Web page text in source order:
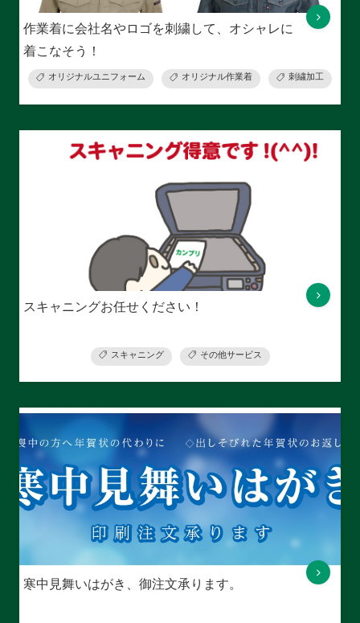
作業着に会社名やロゴを刺繍して、オシャレに
着こなそう！
オリジナルユニフォーム オリジナル作業着 刺繍加工
スキャニングお任せください！
スキャニング その他サービス
寒中見舞いはがき、御注文承ります。